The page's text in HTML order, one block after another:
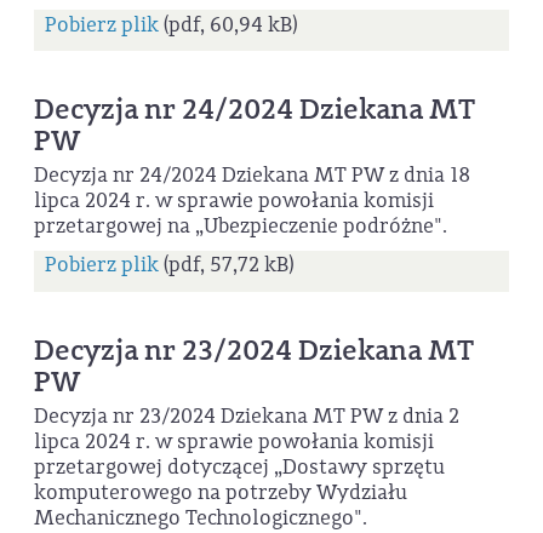
Pobierz plik(pdf, 60,94 kB)
Decyzja nr 24/2024 Dziekana MT
PW
Decyzja nr 24/2024 Dziekana MT PW z dnia 18
lipca 2024 r. w sprawie powołania komisji
przetargowej na „Ubezpieczenie podróżne".
Pobierz plik(pdf, 57,72 kB)
Decyzja nr 23/2024 Dziekana MT
PW
Decyzja nr 23/2024 Dziekana MT PW z dnia 2
lipca 2024 r. w sprawie powołania komisji
przetargowej dotyczącej „Dostawy sprzętu
komputerowego na potrzeby Wydziału
Mechanicznego Technologicznego".